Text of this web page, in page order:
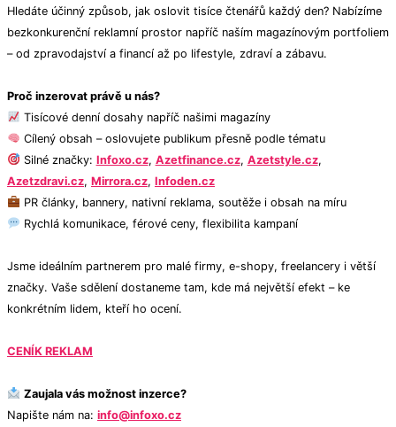
Hledáte účinný způsob, jak oslovit tisíce čtenářů každý den? Nabízíme
bezkonkurenční reklamní prostor napříč naším magazínovým portfoliem
– od zpravodajství a financí až po lifestyle, zdraví a zábavu.
Proč inzerovat právě u nás?
Tisícové denní dosahy napříč našimi magazíny
Cílený obsah – oslovujete publikum přesně podle tématu
Silné značky: Infoxo.cz, Azetfinance.cz, Azetstyle.cz,
Azetzdravi.cz, Mirrora.cz, Infoden.cz
PR články, bannery, nativní reklama, soutěže i obsah na míru
Rychlá komunikace, férové ceny, flexibilita kampaní
Jsme ideálním partnerem pro malé firmy, e-shopy, freelancery i větší
značky. Vaše sdělení dostaneme tam, kde má největší efekt – ke
konkrétním lidem, kteří ho ocení.
CENÍK REKLAM
Zaujala vás možnost inzerce?
Napište nám na: info@infoxo.cz